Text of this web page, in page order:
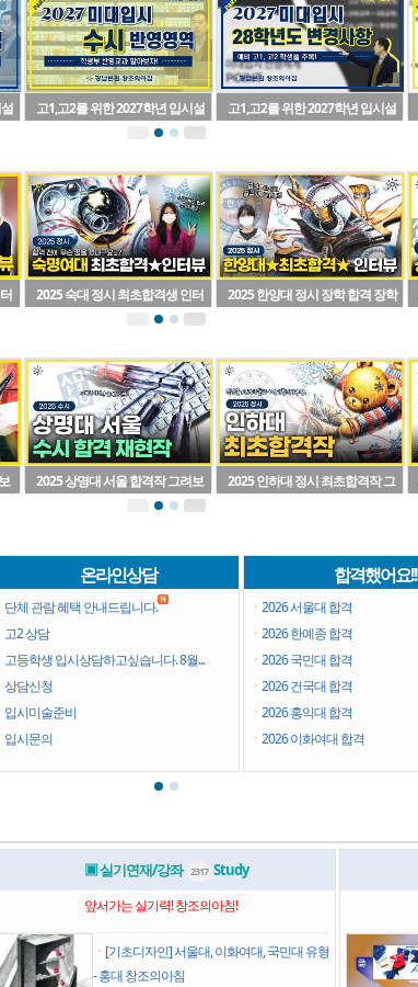
고1,고2를 위한 2027학년 입시설
명회(파트4)수시 반영영역
고1,고2를 위한 2027학년 입시설
2025 숙대 정시 최초합격생 인터
2025 한양대 정시 장학 합격 장학
2025 상명대 서울 합격작 그려보
2025 인하대 정시 최초합격작 그
온라인상담
단체 관람 혜택 안내드립니다.
고2 상담
고등학생 입시상담하고싶습니다. 8월...
상담신청
입시미술준비
입시문의
합격했어요!!
ㆍ 2026 서울대 합격
ㆍ 2026 한예종 합격
ㆍ 2026 국민대 합격
ㆍ 2026 건국대 합격
ㆍ 2026 홍익대 합격
ㆍ 2026 이화여대 합격
▣ 실기연재/강좌 2317 Study
앞서가는 실기력! 창조의아침!
ㆍ [기초디자인] 서울대, 이화여대, 국민대 유형
- 홍대 창조의아침